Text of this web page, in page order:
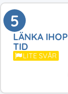
5
LÄNKA
TID
LITE SVÅR